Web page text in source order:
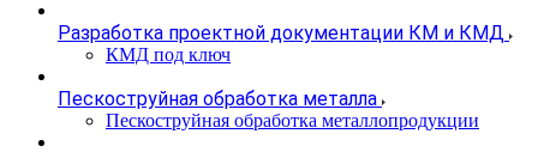
Разработка проектной документации КМ и КМД
КМД под ключ
Пескоструйная обработка металла
Пескоструйная обработка металлопродукции